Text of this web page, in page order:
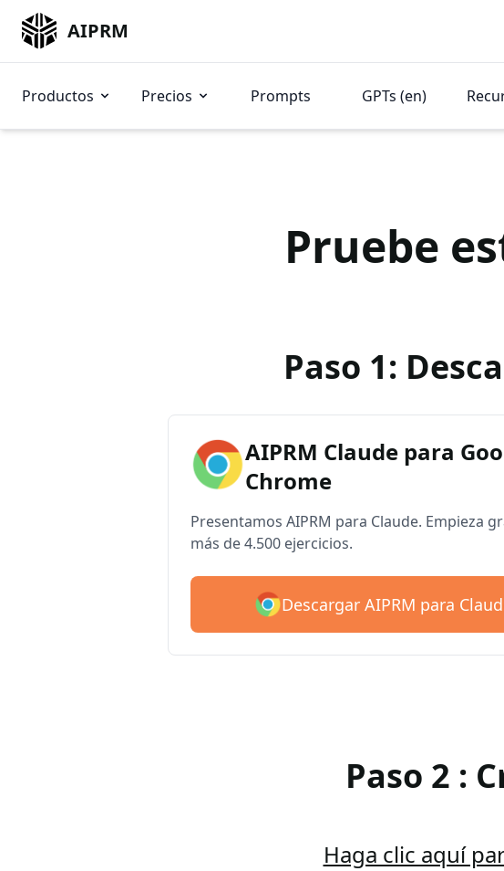
AIPRM
Productos Precios Prompts GPTs (en)
Pruebe
Paso 1:
AIPRM Claude para
Chrome
Presentamos AIPRM para Claude. Empieza
más de 4.500 ejercicios.
Descargar AIPRM para
Paso 2 :
Haga clic aquí